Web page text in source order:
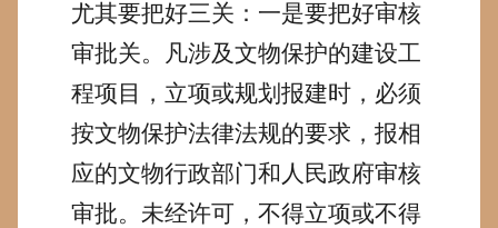
尤其要把好三关：一是要把好审核
审批关。凡涉及文物保护的建设工
程项目，立项或规划报建时，必须
按文物保护法律法规的要求，报相
应的文物行政部门和人民政府审核
审批。未经许可，不得立项或不得